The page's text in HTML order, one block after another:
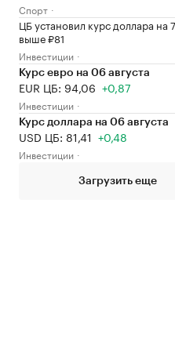
Спорт
ЦБ установил курс доллара на
выше ₽81
Инвестиции
Курс евро на 06 августа
EUR ЦБ: 94,06 +0,87
Инвестиции
Курс доллара на 06 августа
USD ЦБ: 81,41 +0,48
Инвестиции
Загрузить еще